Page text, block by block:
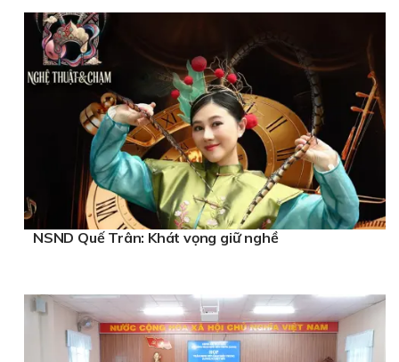
NSND Quế Trân: Khát vọng giữ nghề